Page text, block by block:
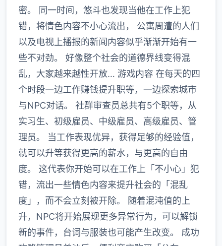
密。 同一时间，悠斗也发现当他在工作上犯
错，将情色内容不小心流出， 公寓周遭的人们
以及电视上播报的新闻内容似乎渐渐开始有一
些不对劲。 好像整个社会的道德界线变得混
乱，大家越来越性开放… 游戏内容 在每天的四
个时段一边工作赚钱提升职等，一边探索城市
与NPC对话。 社群审查员总共有5个职等，从
实习生、初级雇员、中级雇员、高级雇员、管
理员。 当工作表现优异，获得足够的经验值，
就可以升等获得更高的薪水，与更高的自由
度。 这代表你开始可以在工作上「不小心」犯
错，流出一些情色内容来提升社会的「混乱
度」，而不会立刻被开除。 随着混沌值的上
升，NPC将开始展现更多异常行为，可以解锁
新的事件，台词与服装也可能产生改变。 成功